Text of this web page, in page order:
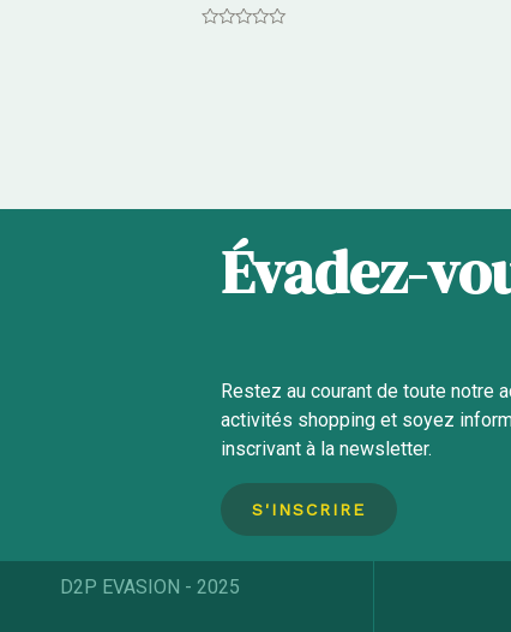
Évadez-
Restez au courant de toute notre
activités shopping et soyez
inscrivant à la newsletter.
S'INSCRIRE
D2P EVASION - 2025